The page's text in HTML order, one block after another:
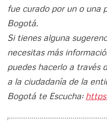
fue curado por un o una
Bogotá.
Si tienes alguna
necesitas más
puedes hacerlo a través
a la ciudadanía de la
Bogotá te Escucha: